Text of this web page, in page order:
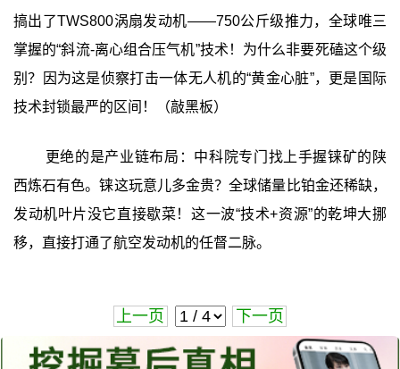
搞出了TWS800涡扇发动机——750公斤级推力，全球唯三
掌握的“斜流-离心组合压气机”技术！为什么非要死磕这个级
别？因为这是侦察打击一体无人机的“黄金心脏”，更是国际
技术封锁最严的区间！（敲黑板）
更绝的是产业链布局：中科院专门找上手握铼矿的陕
西炼石有色。铼这玩意儿多金贵？全球储量比铂金还稀缺，
发动机叶片没它直接歇菜！这一波“技术+资源”的乾坤大挪
移，直接打通了航空发动机的任督二脉。
上一页 下一页